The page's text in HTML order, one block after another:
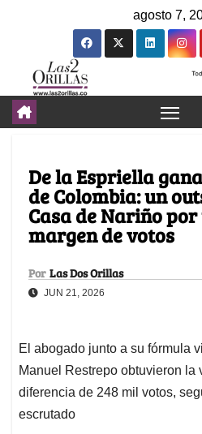
agosto 7,
De la Espriella
de Colombia: un
Casa de Nariño
margen de votos
Por Las Dos Orillas
JUN 21, 2026
El abogado junto a su fórmula
Manuel Restrepo obtuvieron la
diferencia de 248 mil votos,
escrutado